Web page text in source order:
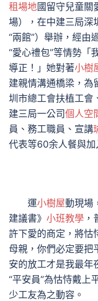
租場地國留守兒童關
場），在中建三局深
“兩館”）舉辦，經由
“愛心禮包”等情勢「
導正！」她對著小樹
建親情溝通橋梁，為
圳市總工會扶植工會
建三局一公司個人空
員、務工職員、宣講
代表等60余人餐與加
運小樹屋動現場
建議書》 小班教學
許下愛的商定，將怙
母親，你們必定要把
安的放工才是我最年
“平安員”為怙恃戴上
少工友為之動容。